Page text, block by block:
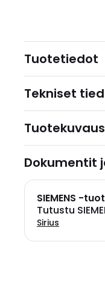
Tuotetiedot
Tekniset
Tuotekuvaus
Dokumentit
SIEMENS -
Tutustu
Sirius